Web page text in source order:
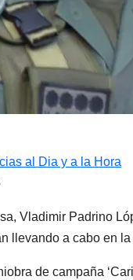
al Dia y a la Hora
Vladimir Padrino
llevando a cabo en
de campaña